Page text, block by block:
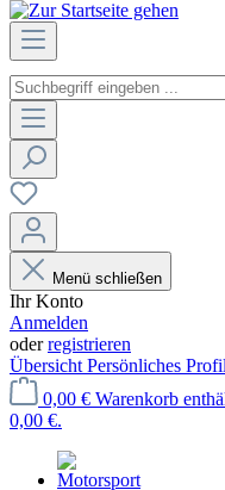
Menü schließen
Ihr Konto
Anmelden
oderregistrieren
Übersicht Persönliches Profil
0,00 € Warenkorb
0,00 €.